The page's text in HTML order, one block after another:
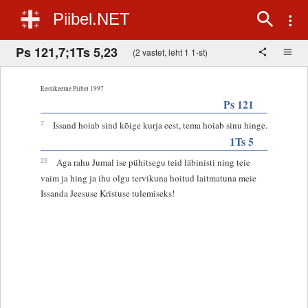
Piibel.NET
Ps 121,7;1Ts 5,23 (2 vastet, leht 1 1-st)
Eestikeelne Piibel 1997
Ps 121
7 Issand hoiab sind kõige kurja eest, tema hoiab sinu hinge.
1Ts 5
23
Aga rahu Jumal ise pühitsegu teid läbinisti ning teie
vaim ja hing ja ihu olgu tervikuna hoitud laitmatuna meie
Issanda Jeesuse Kristuse tulemiseks!